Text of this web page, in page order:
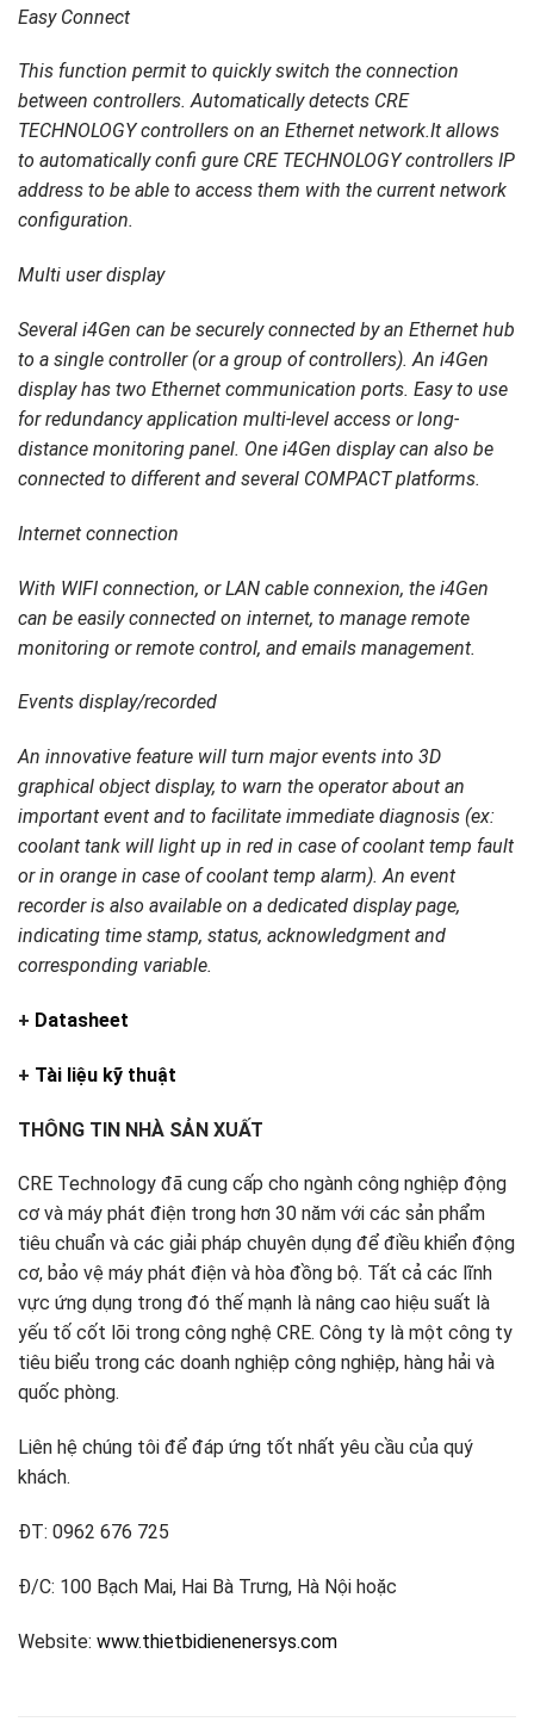
Easy Connect
This function permit to quickly switch the connection
between controllers. Automatically detects CRE
TECHNOLOGY controllers on an Ethernet network.It allows
to automatically confi gure CRE TECHNOLOGY controllers IP
address to be able to access them with the current network
configuration.
Multi user display
Several i4Gen can be securely connected by an Ethernet hub
to a single controller (or a group of controllers). An i4Gen
display has two Ethernet communication ports. Easy to use
for redundancy application multi-level access or long-
distance monitoring panel. One i4Gen display can also be
connected to different and several COMPACT platforms.
Internet connection
With WIFI connection, or LAN cable connexion, the i4Gen
can be easily connected on internet, to manage remote
monitoring or remote control, and emails management.
Events display/recorded
An innovative feature will turn major events into 3D
graphical object display, to warn the operator about an
important event and to facilitate immediate diagnosis (ex:
coolant tank will light up in red in case of coolant temp fault
or in orange in case of coolant temp alarm). An event
recorder is also available on a dedicated display page,
indicating time stamp, status, acknowledgment and
corresponding variable.
+ Datasheet
+ Tài liệu kỹ thuật
THÔNG TIN NHÀ SẢN XUẤT
CRE Technology đã cung cấp cho ngành công nghiệp động
cơ và máy phát điện trong hơn 30 năm với các sản phẩm
tiêu chuẩn và các giải pháp chuyên dụng để điều khiển động
cơ, bảo vệ máy phát điện và hòa đồng bộ. Tất cả các lĩnh
vực ứng dụng trong đó thế mạnh là nâng cao hiệu suất là
yếu tố cốt lõi trong công nghệ CRE. Công ty là một công ty
tiêu biểu trong các doanh nghiệp công nghiệp, hàng hải và
quốc phòng.
Liên hệ chúng tôi để đáp ứng tốt nhất yêu cầu của quý
khách.
ĐT: 0962 676 725
Đ/C: 100 Bạch Mai, Hai Bà Trưng, Hà Nội hoặc
Website: www.thietbidienenersys.com